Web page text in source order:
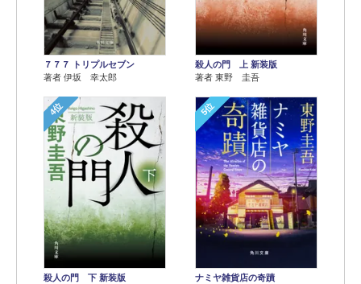
７７７ トリプルセブン
著者 伊坂 幸太郎
殺人の門 上 新装版
著者 東野 圭吾
4位
殺人の門 下 新装版
5位
ナミヤ雑貨店の奇蹟